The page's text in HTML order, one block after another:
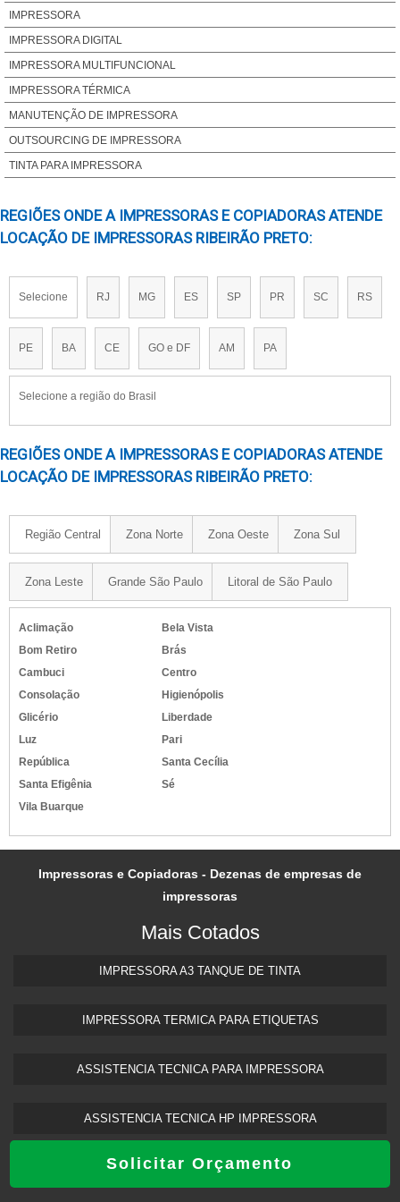
Solicitar Orçamento
IMPRESSORA PARA SUBLIMACAO​
IMPRESSORA PORTATIL SEM FIO​
IMPRESSORAS A LASER COLORIDAS​
IMPRESSORAS A3 EPSON​
IMPRESSORAS LASER MONOCROMÁTICAS​
IMPRESSORAS COLORIDAS A LASER​
ASSISTENCIA TECNICA PARA IMPRESSORA
IMPRESSORA PARA ETIQUETAS ADESIVAS PERSONALIZADAS
IMPRESSORA PARA IFOOD​
IMPRESSORAS A3 SUBLIMATICA​
IMPRESSORA EPSON PARA SUBLIMACAO
IMPRESSORA DE ETIQUETAS ADESIVAS COLORIDAS​
IMPRESSORA EPSON TANQUE DE TINTA A3​
IMPRESSORA QUE IMPRIME ADESIVO
IMPRESSORA QUE IMPRIME A3​
IMPRESSORAS RECARREGAVEIS​
IMPRESSORA SIMPLES PRETO E BRANCO​
IMPRESSORAS MULTIFUNCIONAIS COLORIDAS A LASER​
IMPRESSORA
IMPRESSORA DIGITAL
IMPRESSORA MULTIFUNCIONAL
IMPRESSORA TÉRMICA
MANUTENÇÃO DE IMPRESSORA
OUTSOURCING DE IMPRESSORA
TINTA PARA IMPRESSORA
REGIÕES ONDE A IMPRESSORAS E COPIADORAS ATENDE
LOCAÇÃO DE IMPRESSORAS RIBEIRÃO PRETO:
Selecione RJ MG ES SP PR SC RS
PE BA CE GO e DF AM PA
Selecione a região do Brasil
REGIÕES ONDE A IMPRESSORAS E COPIADORAS ATENDE
LOCAÇÃO DE IMPRESSORAS RIBEIRÃO PRETO:
Região Central Zona Norte Zona Oeste Zona Sul
Zona Leste Grande São Paulo Litoral de São Paulo
Aclimação
Bela Vista
Bom Retiro
Brás
Cambuci
Centro
Consolação
Higienópolis
Glicério
Liberdade
Luz
Pari
República
Santa Cecília
Santa Efigênia
Sé
Vila Buarque
Impressoras e Copiadoras - Dezenas de empresas de
impressoras
Mais Cotados
IMPRESSORA A3 TANQUE DE TINTA​
IMPRESSORA TERMICA PARA ETIQUETAS​
ASSISTENCIA TECNICA PARA IMPRESSORA
ASSISTENCIA TECNICA HP IMPRESSORA​
IMPRESSORA FRENTE E VERSO AUTOMATICA